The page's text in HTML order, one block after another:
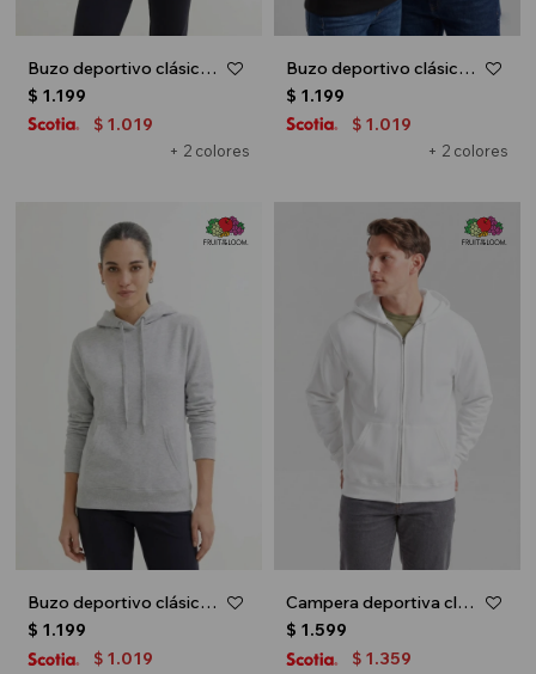
Buzo deportivo clásico con capucha - Blanco
+ 2 colores
$ 1.199
$ 1.019
Buzo deportivo clásico con capucha - Negro
+ 2 colores
$ 1.199
$ 1.019
Buzo deportivo clásico con capucha - Gris melange claro
$ 1.199
$ 1.019
Campera deportiva clásica con capucha - UNISEX - Blanco
$ 1.599
$ 1.359